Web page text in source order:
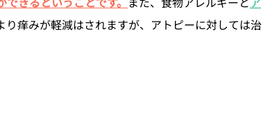
痒みが軽減はされますが、アトピーに対しては治